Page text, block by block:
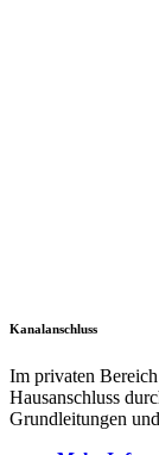
Kanalanschluss
Im privaten
Hausanschluss
Grundleitungen